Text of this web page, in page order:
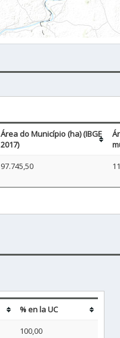
Área do Município (ha) (IBGE
2017)
97.745,50
% en la UC
100,00